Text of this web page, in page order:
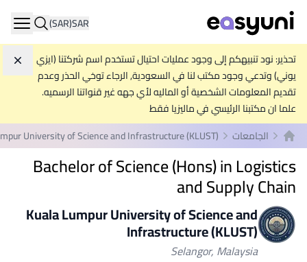
SAR
(SAR)
تحذير: نود تنبيهكم إلى وجود عمليات احتيال تستخدم اسم شركتنا (ايزي
يوني) وتدعي وجود مكتب لنا في السعودية, الرجاء توخي الحذر وعدم
تقديم المعلومات الشخصية أو الماليه لأي جهه غير قنواتنا الرسميه.
علما ان مكتبنا الرئيسي في ماليزيا فقط
الصفحة الرئيسية
الجامعات University of Science and Infrastructure (KLUST)
Bachelor of Science (Hons) in Logistics
and Supply Chain
Kuala Lumpur University of Science and
Infrastructure (KLUST)
Selangor, Malaysia